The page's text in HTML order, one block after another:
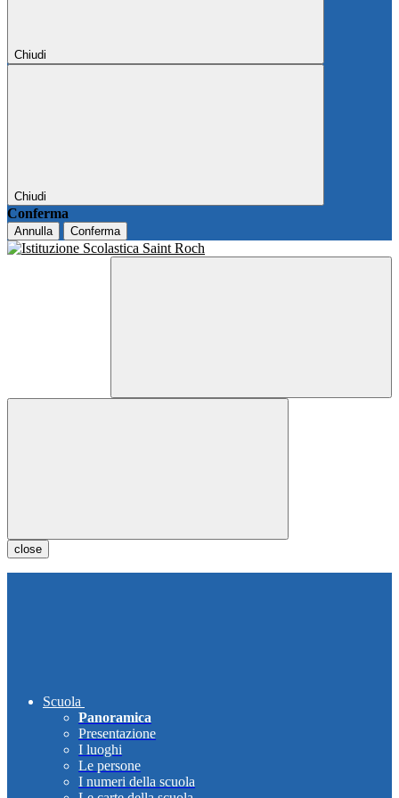
Chiudi
Chiudi
Conferma
Annulla Conferma
close
Scuola
Panoramica
Presentazione
I luoghi
Le persone
I numeri della scuola